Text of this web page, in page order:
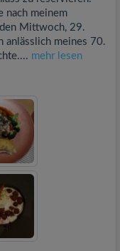
nach meinem
Mittwoch, 29.
anlässlich meines 70.
mehr lesen